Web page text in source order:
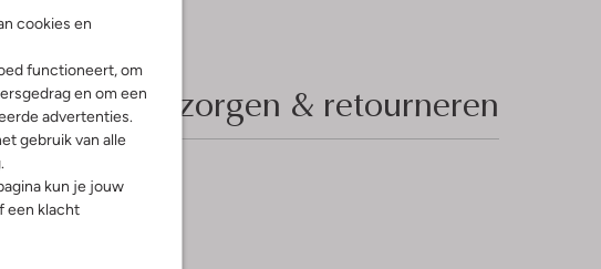
cookies en
functioneert, om
en om een
advertenties.
gebruik van alle
.
kun je jouw
een klacht
Bezorgen & retourneren